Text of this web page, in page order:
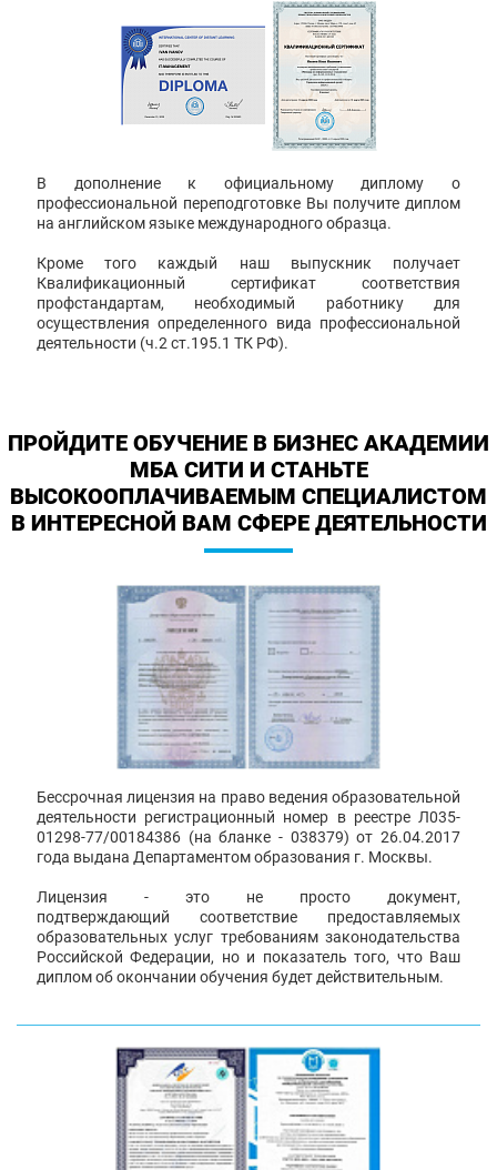
В дополнение к официальному диплому о
профессиональной переподготовке Вы получите диплом
на английском языке международного образца.
Кроме того каждый наш выпускник получает
Квалификационный сертификат соответствия
профстандартам, необходимый работнику для
осуществления определенного вида профессиональной
деятельности (ч.2 ст.195.1 ТК РФ).
ПРОЙДИТЕ ОБУЧЕНИЕ В БИЗНЕС АКАДЕМИИ
МБА СИТИ И СТАНЬТЕ
ВЫСОКООПЛАЧИВАЕМЫМ СПЕЦИАЛИСТОМ
В ИНТЕРЕСНОЙ ВАМ СФЕРЕ ДЕЯТЕЛЬНОСТИ
Бессрочная лицензия на право ведения образовательной
деятельности регистрационный номер в реестре Л035-
01298-77/00184386 (на бланке - 038379) от 26.04.2017
года выдана Департаментом образования г. Москвы.
Лицензия - это не просто документ,
подтверждающий соответствие предоставляемых
образовательных услуг требованиям законодательства
Российской Федерации, но и показатель того, что Ваш
диплом об окончании обучения будет действительным.